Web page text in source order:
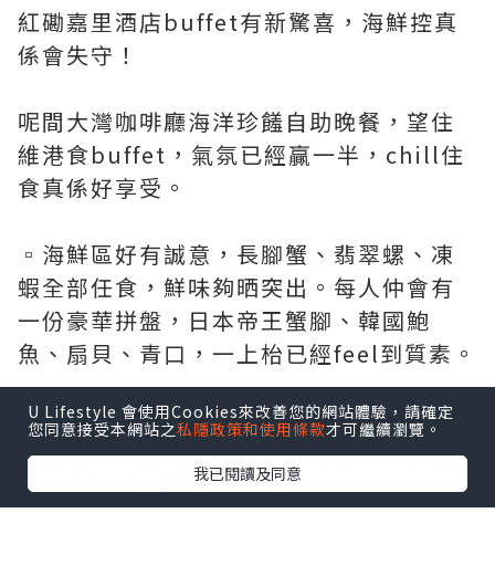
紅磡嘉里酒店buffet有新驚喜，海鮮控真
係會失守！
呢間大灣咖啡廳海洋珍饈自助晚餐，望住
維港食buffet，氣氛已經贏一半，chill住
食真係好享受。
▫️海鮮區好有誠意，長腳蟹、翡翠螺、凍
蝦全部任食，鮮味夠晒突出。每人仲會有
一份豪華拼盤，日本帝王蟹腳、韓國鮑
魚、扇貝、青口，一上枱已經feel到質素。
▫️刺身區都唔簡單，帶子、八爪魚、吞拿
魚樣樣齊，三文魚籽仲可以任加，海鮮控
應該會忍唔住瘋狂loop。
U Lifestyle 會使用Cookies來改善您的網站體驗，請確定
您同意接受本網站之私隱政策和使用條款才可繼續瀏覽。
我已閱讀及同意